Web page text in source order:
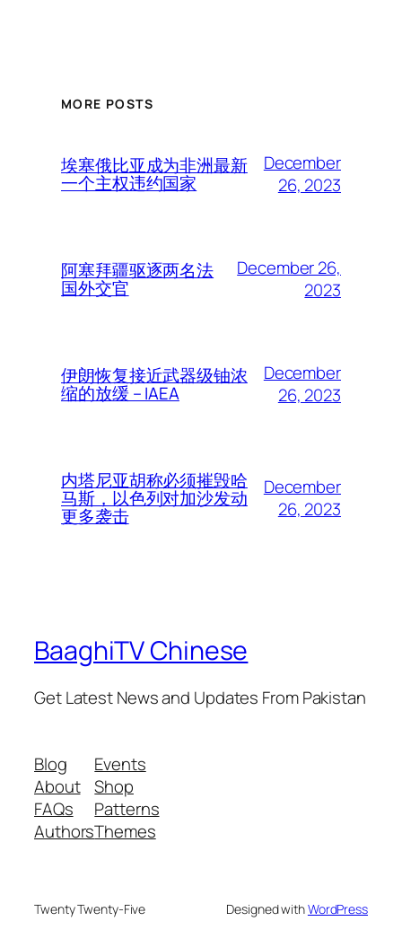
MORE POSTS
埃塞俄比亚成为非洲最新
一个主权违约国家
December
26, 2023
阿塞拜疆驱逐两名法
国外交官
December 26,
2023
伊朗恢复接近武器级铀浓
缩的放缓 – IAEA
December
26, 2023
内塔尼亚胡称必须摧毁哈
马斯，以色列对加沙发动
更多袭击
December
26, 2023
BaaghiTV Chinese
Get Latest News and Updates From Pakistan
Blog
About
FAQs
Authors
Events
Shop
Patterns
Themes
Twenty Twenty-Five Designed withWordPress